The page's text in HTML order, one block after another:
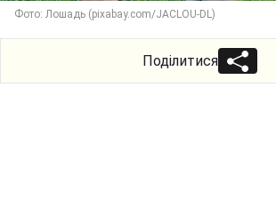
Фото: Лошадь (pixabay.com/JACLOU-DL)
Поділитися